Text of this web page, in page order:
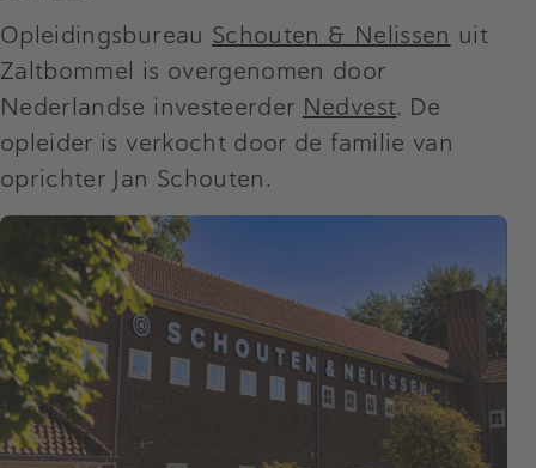
Opleidingsbureau Schouten & Nelissen uit
Zaltbommel is overgenomen door
Nederlandse investeerder Nedvest. De
opleider is verkocht door de familie van
oprichter Jan Schouten.